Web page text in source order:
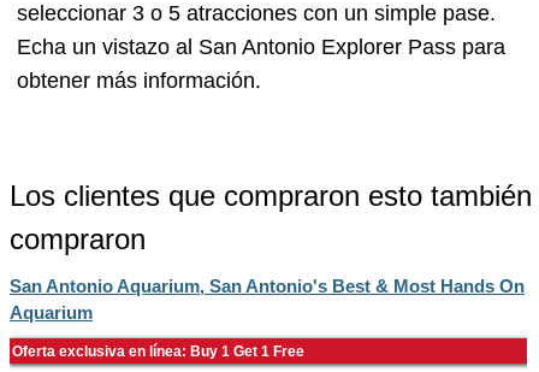
seleccionar 3 o 5 atracciones con un simple pase.
Echa un vistazo al San Antonio Explorer Pass para
obtener más información.
Los clientes que compraron esto también
compraron
San Antonio Aquarium, San Antonio's Best & Most Hands On
Aquarium
Oferta exclusiva en línea: Buy 1 Get 1 Free